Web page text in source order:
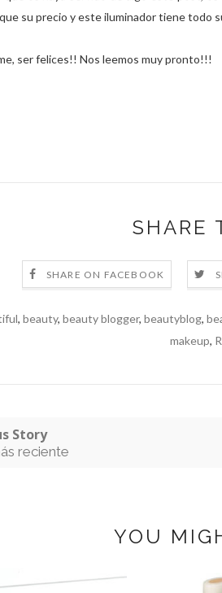
su precio y este iluminador tiene todo
ser felices!! Nos leemos muy pronto!!!
SHARE
SHARE ON FACEBOOK
, beauty, beauty blogger, beautyblog,
makeup,
Story
reciente
YOU